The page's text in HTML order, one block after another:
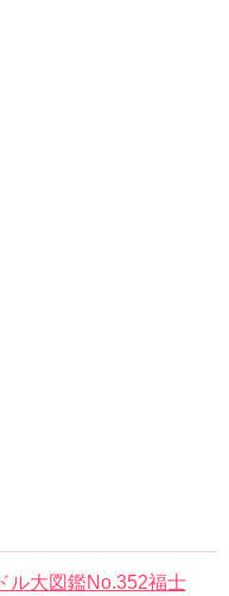
ル大図鑑No.352福士